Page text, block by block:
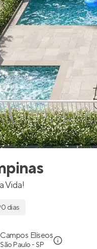
Imobiliárias
Imóveis
Vida!
dias
Campos Elíseos
São Paulo - SP